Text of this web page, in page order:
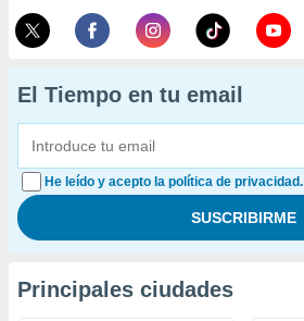
El Tiempo en tu email
He leído y acepto la política de privacidad.
Principales ciudades